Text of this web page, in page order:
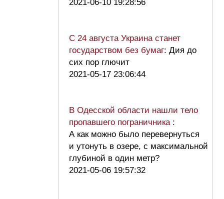
2021-06-10 19:28:56
С 24 августа Украина станет
государством без бумаг: Дия до
сих пор глючит
2021-05-17 23:06:44
В Одесской области нашли тело
пропавшего пограничника :
А как можно было перевернуться
и утонуть в озере, с максимальной
глубиной в один метр?
2021-05-06 19:57:32